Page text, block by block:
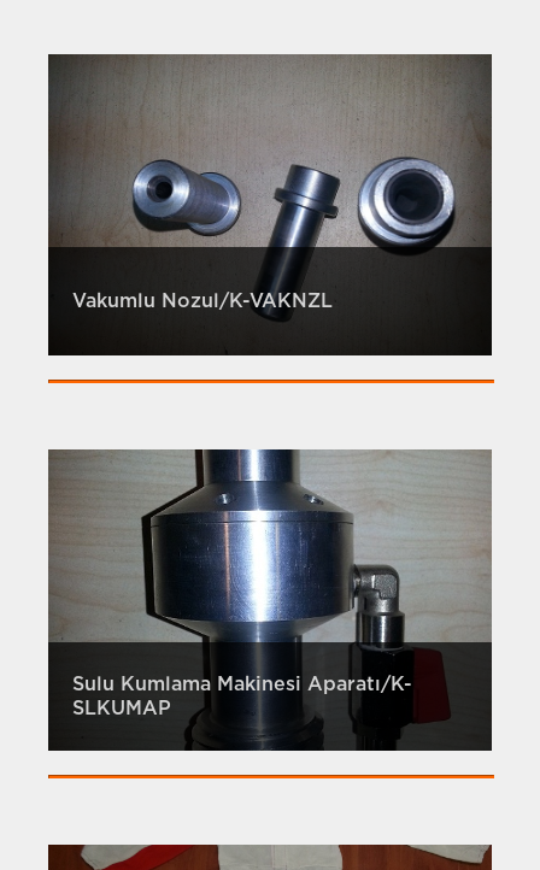
Vakumlu Nozul/K-VAKNZL
Sulu Kumlama Makinesi Aparatı/K-
SLKUMAP